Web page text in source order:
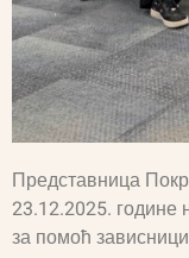
Представница
23.12.2025. године
за помоћ